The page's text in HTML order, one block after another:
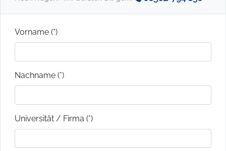
Vorname (*)
Nachname (*)
Universität / Firma (*)